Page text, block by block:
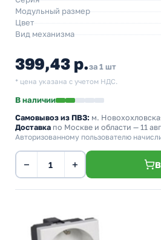
Модульный размер
Цвет
Вид механизма
399,43 р.за 1 шт
* цена указана с учетом НДС.
В наличии
Самовывоз из ПВЗ: м.
Доставка по Москве и области — 11
Авторизованному пользователю
− +